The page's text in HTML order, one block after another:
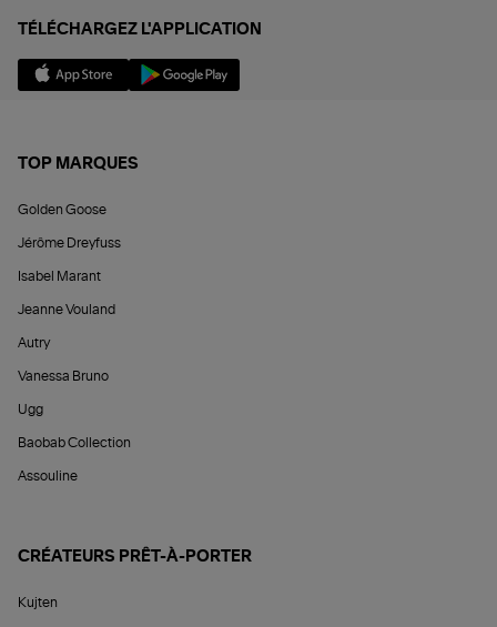
TÉLÉCHARGEZ L'APPLICATION
TOP MARQUES
Golden Goose
Jérôme Dreyfuss
Isabel Marant
Jeanne Vouland
Autry
Vanessa Bruno
Ugg
Baobab Collection
Assouline
CRÉATEURS PRÊT-À-PORTER
Kujten